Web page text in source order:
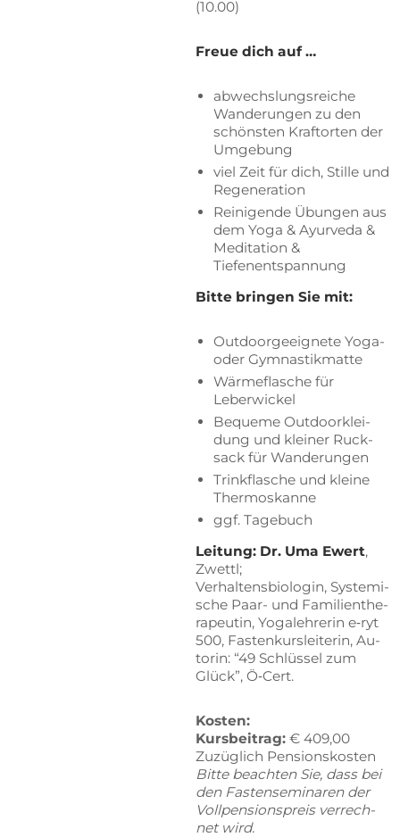
(10.00)
Freue dich auf …
ab­wechs­lungs­rei­che
Wan­de­run­gen zu den
schöns­ten Kraft­or­ten der
Umgebung
viel Zeit für dich, Stil­le und
Regeneration
Rei­ni­gen­de Übun­gen aus
dem Yoga & Ayur­ve­da &
Me­di­ta­ti­on &
Tiefenentspannung
Bit­te brin­gen Sie mit:
Out­door­ge­eig­ne­te Yoga-
oder Gymnastikmatte
Wär­me­fla­sche für
Leberwickel
Be­que­me Out­door­klei­
dung und klei­ner Ruck­
sack für Wanderungen
Trink­fla­sche und klei­ne
Thermoskanne
ggf. Ta­ge­buch
Lei­tung: Dr. Uma Ewert,
Zwettl;
Ver­hal­tens­bio­lo­gin, Sys­te­mi­
sche Paar- und Fa­mi­li­en­the­
ra­peu­tin, Yo­ga­leh­re­rin e‑ryt
500, Fas­ten­kurs­lei­te­rin, Au­
torin: “49 Schlüs­sel zum
Glück”, Ö‑Cert.
Kos­ten:
Kur­sbei­trag:€ 409,00
Zu­züg­lich Pensionskosten
Bit­te be­ach­ten Sie, dass bei
den Fas­ten­se­mi­na­ren der
Voll­pen­si­ons­preis ver­rech­
net wird.